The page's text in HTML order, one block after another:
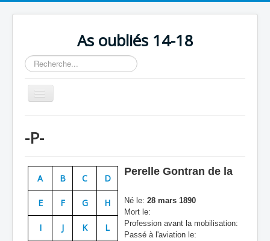
As oubliés 14-18
Rechercher
Basculer
la
Chronologie
Escadrilles
Organisation
Avions
Personnels
-P-
A B C D
E F G H
I J K L
Perelle Gontran de la
Né le: 28 mars 1890
Mort le:
Profession avant la mobilisation:
Passé à l'aviation le: